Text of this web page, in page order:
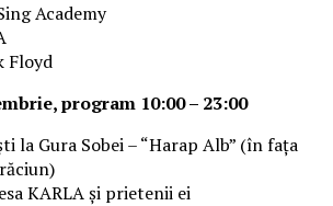
Academy
Floyd
program 10:00 – 23:00
la Gura Sobei – “Harap Alb” (în fața
KARLA și prietenii ei